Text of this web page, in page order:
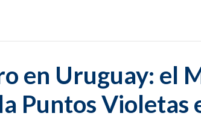
en Uruguay: el
Puntos Violetas